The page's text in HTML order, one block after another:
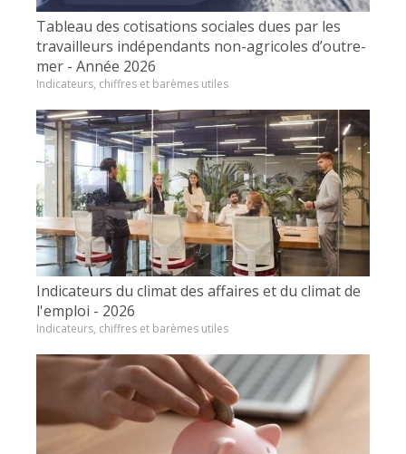
Tableau des cotisations sociales dues par les
travailleurs indépendants non-agricoles d’outre-
mer - Année 2026
Indicateurs, chiffres et barèmes utiles
Indicateurs du climat des affaires et du climat de
l'emploi - 2026
Indicateurs, chiffres et barèmes utiles